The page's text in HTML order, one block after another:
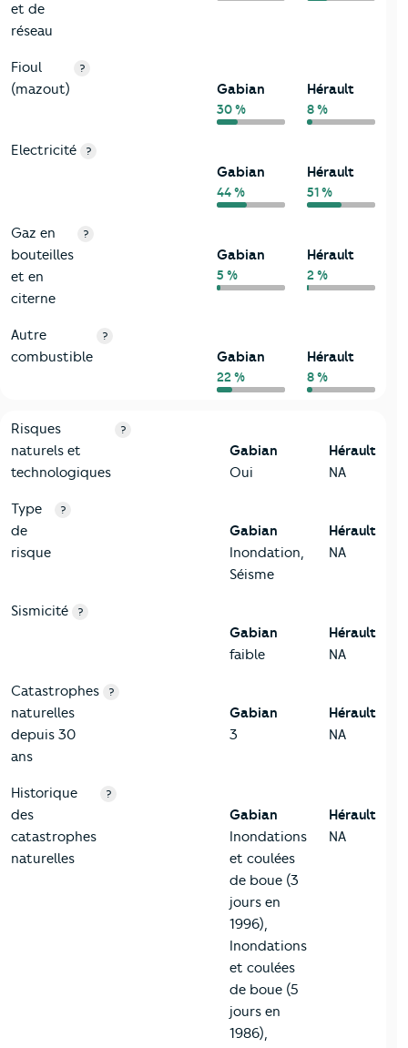
et de
réseau
Fioul
(mazout)
?
Gabian
30 %
Hérault
8 %
Electricité ?
Gabian
44 %
Hérault
51 %
Gaz en
bouteilles
et en
citerne
?
Gabian
5 %
Hérault
2 %
Autre
combustible
?
Gabian
22 %
Hérault
8 %
9-Diagnostic risques
Critères Gabian
Risques
naturels et
technologiques
?
Gabian
Oui
Hérault
NA
Type
de
risque
?
Gabian
Inondation,
Séisme
Hérault
NA
Sismicité ?
Gabian
faible
Hérault
NA
Catastrophes
naturelles
depuis 30
ans
?
Gabian
3
Hérault
NA
Historique
des
catastrophes
naturelles
?
Gabian
Inondations
et coulées
de boue (3
jours en
1996),
Inondations
et coulées
de boue (5
jours en
1986),
Hérault
NA